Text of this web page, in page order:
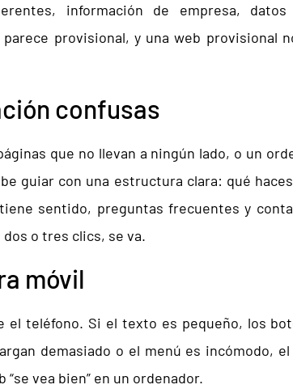
información de empresa,
provisional, y una web provisional
confusas
que no llevan a ningún lado, o un
guiar con una estructura clara: qué
sentido, preguntas frecuentes y
o tres clics, se va.
móvil
el teléfono. Si el texto es pequeño, los
demasiado o el menú es incómodo,
vea bien” en un ordenador.